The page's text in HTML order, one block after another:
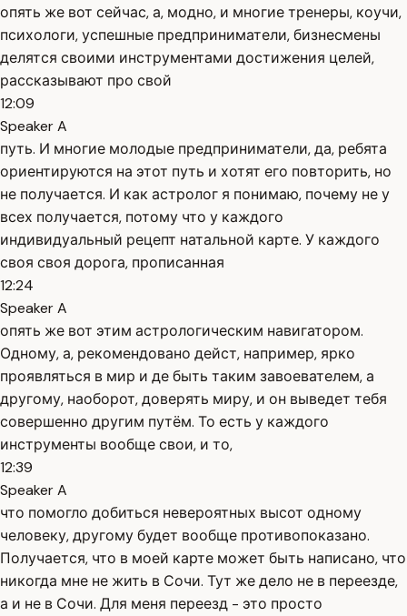
опять же вот сейчас, а, модно, и многие тренеры, коучи,
психологи, успешные предприниматели, бизнесмены
делятся своими инструментами достижения целей,
рассказывают про свой
12:09
Speaker A
путь. И многие молодые предприниматели, да, ребята
ориентируются на этот путь и хотят его повторить, но
не получается. И как астролог я понимаю, почему не у
всех получается, потому что у каждого
индивидуальный рецепт натальной карте. У каждого
своя своя дорога, прописанная
12:24
Speaker A
опять же вот этим астрологическим навигатором.
Одному, а, рекомендовано дейст, например, ярко
проявляться в мир и де быть таким завоевателем, а
другому, наоборот, доверять миру, и он выведет тебя
совершенно другим путём. То есть у каждого
инструменты вообще свои, и то,
12:39
Speaker A
что помогло добиться невероятных высот одному
человеку, другому будет вообще противопоказано.
Получается, что в моей карте может быть написано, что
никогда мне не жить в Сочи. Тут же дело не в переезде,
а и не в Сочи. Для меня переезд - это просто